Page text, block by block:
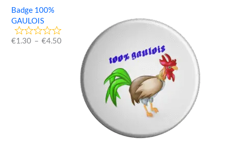
Badge 100%
GAULOIS
€1.30 – €4.50